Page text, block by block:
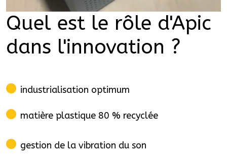
Quel est le rôle d'Apic
dans l'innovation ?
industrialisation optimum
matière plastique 80 % recyclée
gestion de la vibration du son